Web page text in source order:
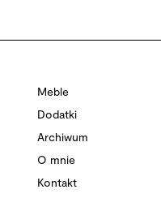
Meble
Dodatki
Archiwum
O mnie
Kontakt